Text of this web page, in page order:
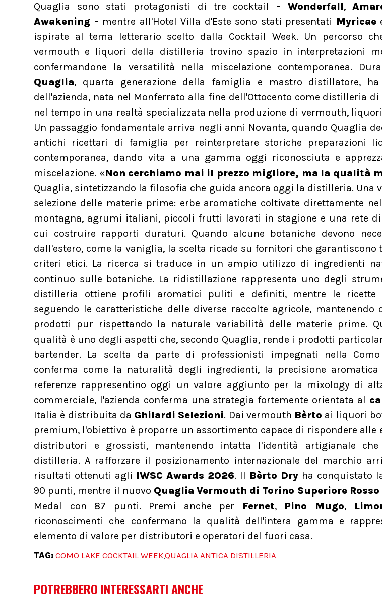
Quaglia sono stati protagonisti di tre cocktail – Wonderfall,
Awakening – mentre all'Hotel Villa d'Este sono stati presentati Myricae
ispirate al tema letterario scelto dalla Cocktail Week. Un percorso
vermouth e liquori della distilleria trovino spazio in interpretazioni
confermandone la versatilità nella miscelazione contemporanea.
Quaglia, quarta generazione della famiglia e mastro distillatore,
dell'azienda, nata nel Monferrato alla fine dell'Ottocento come distilleria
nel tempo in una realtà specializzata nella produzione di vermouth,
Un passaggio fondamentale arriva negli anni Novanta, quando Quaglia
antichi ricettari di famiglia per reinterpretare storiche preparazioni
contemporanea, dando vita a una gamma oggi riconosciuta e
miscelazione. «Non cerchiamo mai il prezzo migliore, ma la qualità
Quaglia, sintetizzando la filosofia che guida ancora oggi la distilleria. Una
selezione delle materie prime: erbe aromatiche coltivate direttamente
montagna, agrumi italiani, piccoli frutti lavorati in stagione e una rete di
cui costruire rapporti duraturi. Quando alcune botaniche devono
dall'estero, come la vaniglia, la scelta ricade su fornitori che
criteri etici. La ricerca si traduce in un ampio utilizzo di ingredienti
continuo sulle botaniche. La ridistillazione rappresenta uno degli
distilleria ottiene profili aromatici puliti e definiti, mentre le ricette
seguendo le caratteristiche delle diverse raccolte agricole, mantenendo
prodotti pur rispettando la naturale variabilità delle materie prime.
qualità è uno degli aspetti che, secondo Quaglia, rende i prodotti
bartender. La scelta da parte di professionisti impegnati nella Como
conferma come la naturalità degli ingredienti, la precisione
referenze rappresentino oggi un valore aggiunto per la mixology di
commerciale, l'azienda conferma una strategia fortemente orientata al
Italia è distribuita da Ghilardi Selezioni. Dai vermouth Bèrto ai liquori
premium, l'obiettivo è proporre un assortimento capace di rispondere alle
distributori e grossisti, mantenendo intatta l'identità artigianale
distilleria. A rafforzare il posizionamento internazionale del marchio
risultati ottenuti agli IWSC Awards 2026. Il Bèrto Dryha conquistato
90 punti, mentre il nuovo Quaglia Vermouth di Torino Superiore Rosso
Medal con 87 punti. Premi anche per Fernet, Pino Mugo,
riconoscimenti che confermano la qualità dell'intera gamma e
elemento di valore per distributori e operatori del fuori casa.
TAG: COMO LAKE COCKTAIL WEEK,QUAGLIA ANTICA DISTILLERIA
POTREBBERO INTERESSARTI ANCHE